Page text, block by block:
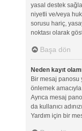
yasal destek
niyetli ve/veya
sorusu hariç,
noktası olarak
Başa dön
Neden kayıt
Bir mesaj panosu
önlemek amacıyla
Ayrıca mesaj
da kullanıcı
Yardım için bir